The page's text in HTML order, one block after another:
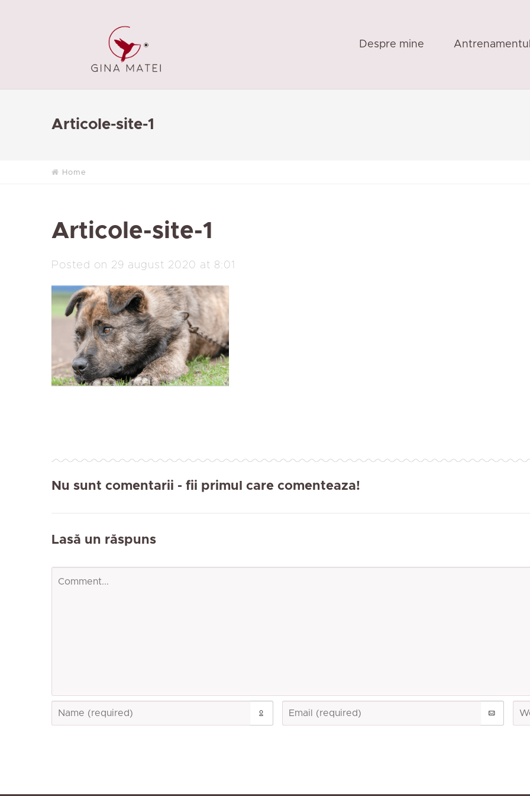
Despre mine Antrenamentul
Articole-site-1
Home
Articole-site-1
Posted on 29 august 2020 at 8:01
Nu sunt comentarii - fii primul care comenteaza!
Lasă un răspuns